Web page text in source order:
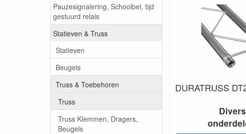
Pauzesignalering, Schoolbel, tijd
gestuurd relais
Statieven & Truss
Statieven
Beugels
Truss & Toebehoren
Truss
Truss Klemmen, Dragers,
Beugels
DURATRUSS